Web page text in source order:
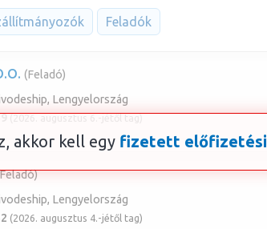
Feladók
(Feladó)
Lengyelország
(2026. augusztus 6.-jétől tag)
Lengyelország
(2026. augusztus 4.-jétől tag)
akkor kell egy fizetett előfizetési